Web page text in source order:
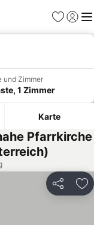
Favoriten
und Zimmer
1 Zimmer
Karte
Pfarrkirche
Teilen